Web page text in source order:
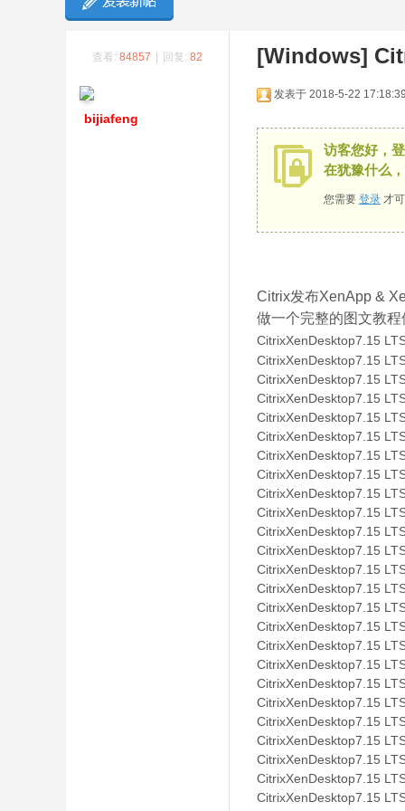
查看: 84857 回复: 82 [Windows]
bijiafeng
发表于 2018-5-22
访客您好，
在犹豫什么
您需要 登录 才
Citrix发布XenApp &
做一个完整的图文教
CitrixXenDesktop7.15
CitrixXenDesktop7.15
CitrixXenDesktop7.15
CitrixXenDesktop7.15
CitrixXenDesktop7.15
CitrixXenDesktop7.15
CitrixXenDesktop7.15
CitrixXenDesktop7.15
CitrixXenDesktop7.15
CitrixXenDesktop7.15
CitrixXenDesktop7.15
CitrixXenDesktop7.15
CitrixXenDesktop7.15
CitrixXenDesktop7.15
CitrixXenDesktop7.15
CitrixXenDesktop7.15
CitrixXenDesktop7.15
CitrixXenDesktop7.15
CitrixXenDesktop7.15
CitrixXenDesktop7.15
CitrixXenDesktop7.15
CitrixXenDesktop7.15
CitrixXenDesktop7.15
CitrixXenDesktop7.15
CitrixXenDesktop7.15